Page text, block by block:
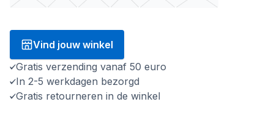
Vind jouw winkel
Gratis verzending vanaf 50 euro
In 2-5 werkdagen bezorgd
Gratis retourneren in de winkel